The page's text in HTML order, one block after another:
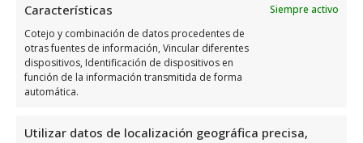
Características
Siempre activo
Cotejo y combinación de datos procedentes de
otras fuentes de información, Vincular diferentes
dispositivos, Identificación de dispositivos en
función de la información transmitida de forma
automática.
Utilizar datos de localización geográfica precisa,
buscas un lugar para desconectar y
renovarte, sin duda alguna, La Zenia
Massage es la elección perfecta en la zona.
especialistas en servicios de spa en la ciudad